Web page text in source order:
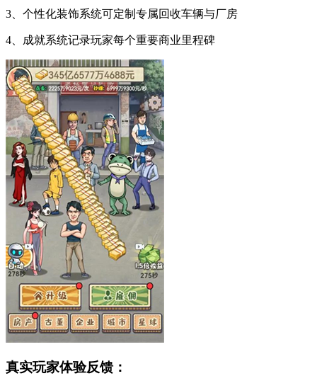
3、个性化装饰系统可定制专属回收车辆与厂房
4、成就系统记录玩家每个重要商业里程碑
真实玩家体验反馈：